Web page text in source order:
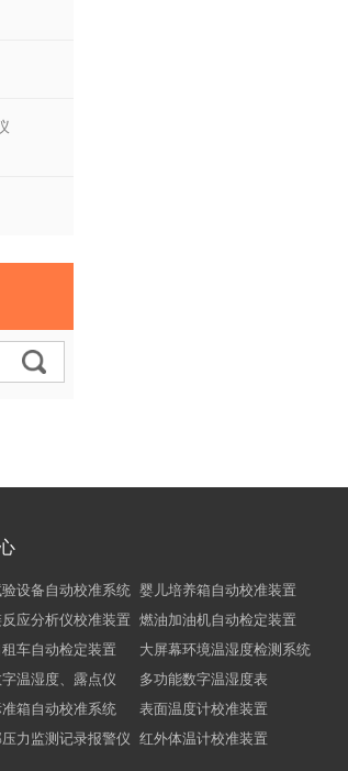
设备自动校准系统 婴儿培养箱自动校准装置
应分析仪校准装置 燃油加油机自动检定装置
车自动检定装置
大屏幕环境温湿度检测系统
温湿度、露点仪
多功能数字温湿度表
箱自动校准系统
表面温度计校准装置
力监测记录报警仪 红外体温计校准装置